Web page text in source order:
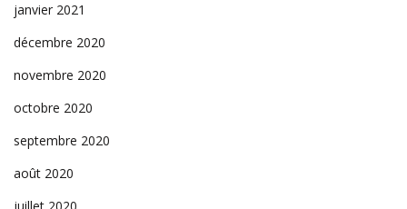
janvier 2021
décembre 2020
novembre 2020
octobre 2020
septembre 2020
août 2020